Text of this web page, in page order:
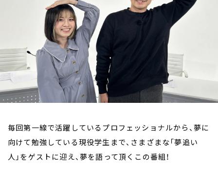
毎回第一線で活躍しているプロフェッショナルから、夢に
向けて勉強している現役学生まで、さまざまな「夢追い
人」をゲストに迎え、夢を語って頂くこの番組！